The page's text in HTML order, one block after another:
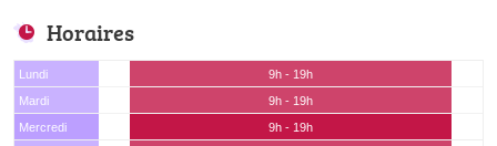
Horaires
Lundi
9h - 19h
Mardi
9h - 19h
Mercredi
9h - 19h